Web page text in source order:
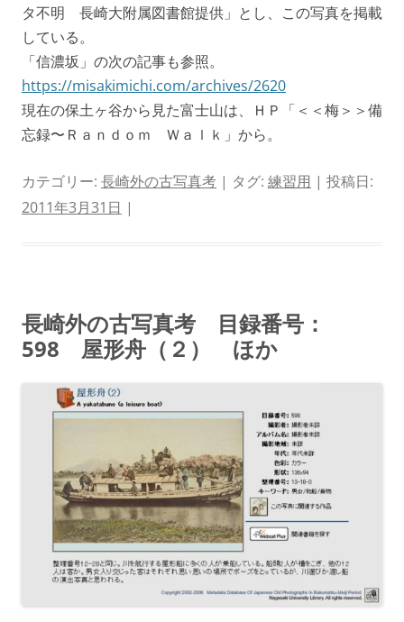
タ不明 長崎大附属図書館提供」とし、この写真を掲載
している。
「信濃坂」の次の記事も参照。
https://misakimichi.com/archives/2620
現在の保土ヶ谷から見た富士山は、ＨＰ「＜＜梅＞＞備
忘録〜Ｒａｎｄｏｍ Ｗａｌｋ」から。
カテゴリー: 長崎外の古写真考 | タグ: 練習用 | 投稿日:
2011年3月31日 |
長崎外の古写真考 目録番号：
598 屋形舟（２） ほか